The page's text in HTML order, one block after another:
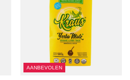
AANBEVOLEN